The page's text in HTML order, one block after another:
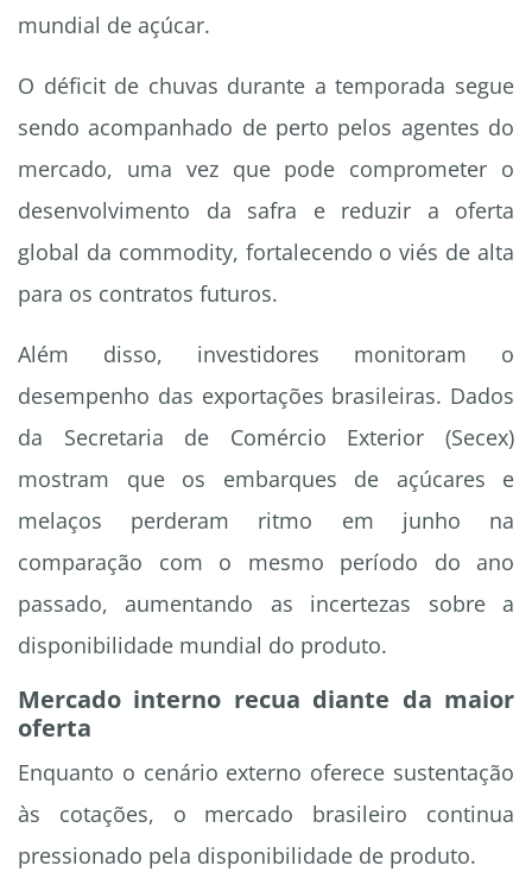
mundial de açúcar.
O déficit de chuvas durante a temporada segue
sendo acompanhado de perto pelos agentes do
mercado, uma vez que pode comprometer o
desenvolvimento da safra e reduzir a oferta
global da commodity, fortalecendo o viés de alta
para os contratos futuros.
Além disso, investidores monitoram o
desempenho das exportações brasileiras. Dados
da Secretaria de Comércio Exterior (Secex)
mostram que os embarques de açúcares e
melaços perderam ritmo em junho na
comparação com o mesmo período do ano
passado, aumentando as incertezas sobre a
disponibilidade mundial do produto.
Mercado interno recua diante da maior
oferta
Enquanto o cenário externo oferece sustentação
às cotações, o mercado brasileiro continua
pressionado pela disponibilidade de produto.